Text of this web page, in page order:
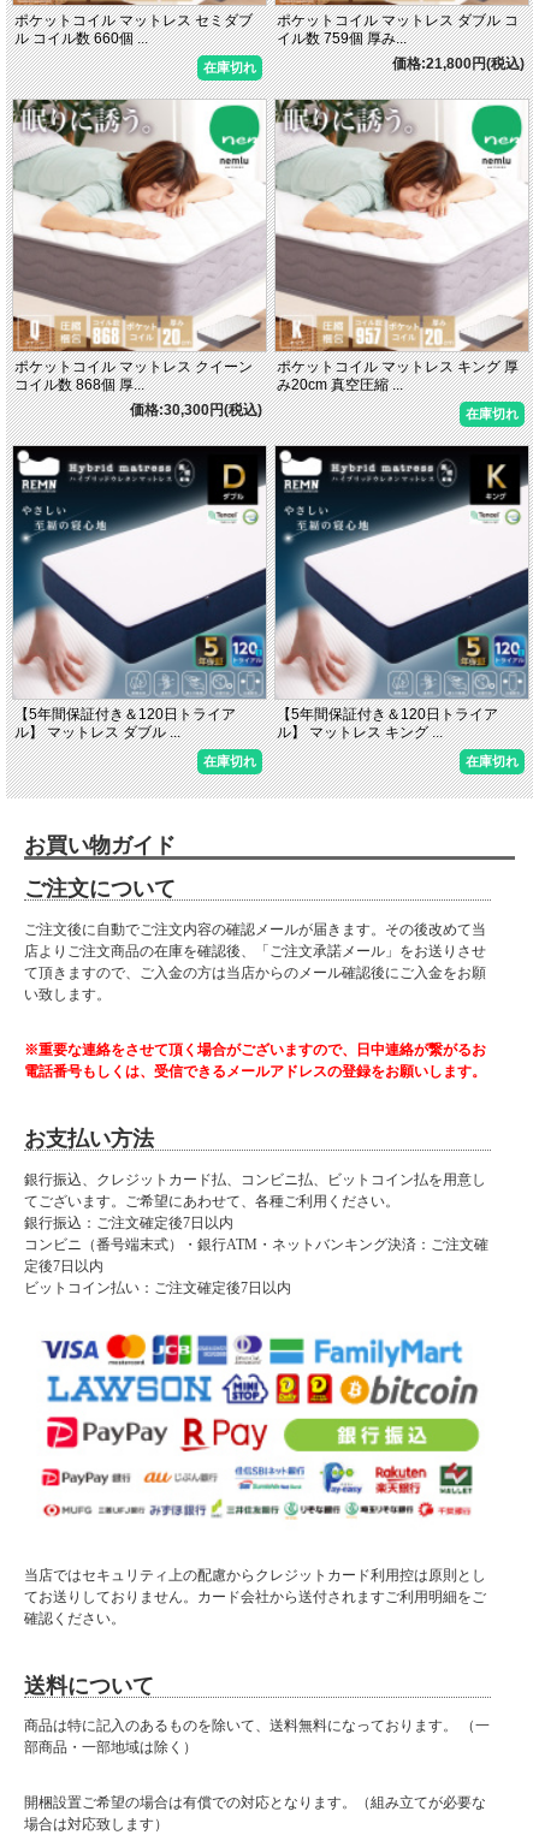
ポケットコイル マットレス セミダブ
ル コイル数 660個 ...
在庫切れ
ポケットコイル マットレス ダブル コ
イル数 759個 厚み...
価格:21,800円(税込)
ポケットコイル マットレス クイーン
コイル数 868個 厚...
価格:30,300円(税込)
ポケットコイル マットレス キング 厚
み20cm 真空圧縮 ...
在庫切れ
【5年間保証付き＆120日トライア
ル】 マットレス ダブル ...
在庫切れ
【5年間保証付き＆120日トライア
ル】 マットレス キング ...
在庫切れ
お買い物ガイド
ご注文について
ご注文後に自動でご注文内容の確認メールが届きます。その後改めて当
店よりご注文商品の在庫を確認後、「ご注文承諾メール」をお送りさせ
て頂きますので、ご入金の方は当店からのメール確認後にご入金をお願
い致します。
※重要な連絡をさせて頂く場合がございますので、日中連絡が繋がるお
電話番号もしくは、受信できるメールアドレスの登録をお願いします。
お支払い方法
銀行振込、クレジットカード払、コンビニ払、ビットコイン払を用意し
てございます。ご希望にあわせて、各種ご利用ください。
銀行振込：ご注文確定後7日以内
コンビニ（番号端末式）・銀行ATM・ネットバンキング決済：ご注文確
定後7日以内
ビットコイン払い：ご注文確定後7日以内
当店ではセキュリティ上の配慮からクレジットカード利用控は原則とし
てお送りしておりません。カード会社から送付されますご利用明細をご
確認ください。
送料について
商品は特に記入のあるものを除いて、送料無料になっております。 （一
部商品・一部地域は除く）
開梱設置ご希望の場合は有償での対応となります。（組み立てが必要な
場合は対応致します）